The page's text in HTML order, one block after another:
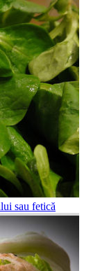
sau fetică